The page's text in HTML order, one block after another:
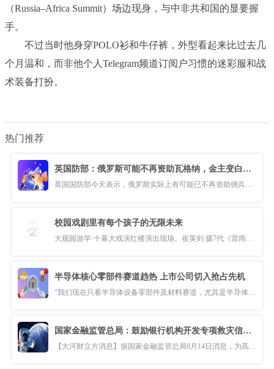
（Russia–Africa Summit）场边现身，与中非共和国的显要握
手。
不过当时他身穿POLO衫和牛仔裤，外型看起来比过去几
个月温和，而非他个人Telegram频道订阅户习惯的迷彩服和战
术装备打扮。
热门推荐
英国防部：俄罗斯可能不再资助瓦格纳，金主变白俄罗斯
英国国防部今天表示，俄罗斯实际上有可能已不再资助佣兵组织瓦格纳集团
校园戏剧里有每个孩子的无限未来
大观园游学·十幕大戏演红楼演出现场。崔英剑 摄7代《雷雨》、3代《窝
半导体核心零部件赛道趋热 上市公司切入抢占先机
“我们现在只看半导体设备零部件及材料赛道，尤其是半导体量检测领域。
国家金融监管总局：鼓励银行机构开发专项救灾信贷产品
【大河财立方消息】据国家金融监管总局8月14日消息，为高效助力防汛救